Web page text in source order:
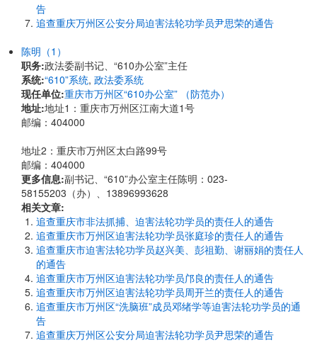
告
追查重庆万州区公安分局迫害法轮功学员尹思荣的通告
陈明（1）
职务:政法委副书记、“610办公室”主任
系统:“610”系统, 政法委系统
现任单位:重庆市万州区“610办公室” （防范办）
地址:地址1：重庆市万州区江南大道1号
邮编：404000
地址2：重庆市万州区太白路99号
邮编：404000
更多信息:副书记、“610”办公室主任陈明：023-
58155203（办）、13896993628
相关文章:
追查重庆市非法抓捕、迫害法轮功学员的责任人的通告
追查重庆市万州区迫害法轮功学员张庭珍的责任人的通告
追查重庆市迫害法轮功学员赵兴美、彭祖勤、谢丽娟的责任人
的通告
追查重庆市万州区迫害法轮功学员邝良的责任人的通告
追查重庆市万州区迫害法轮功学员周开兰的责任人的通告
追查重庆市万州区“洗脑班”成员邓绪学等迫害法轮功学员的通
告
追查重庆万州区公安分局迫害法轮功学员尹思荣的通告